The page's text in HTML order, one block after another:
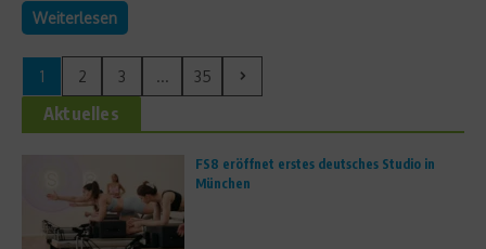
Weiterlesen
1 2 3 ... 35
Aktuelles
FS8 eröffnet erstes deutsches Studio in
München